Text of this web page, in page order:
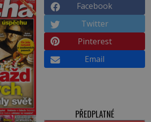
Facebook
Twitter
Pinterest
Email
PŘEDPLATNÉ